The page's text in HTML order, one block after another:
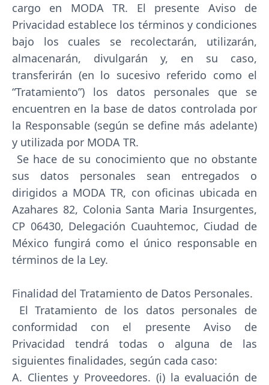
cargo en MODA TR. El presente Aviso de
Privacidad establece los términos y condiciones
bajo los cuales se recolectarán, utilizarán,
almacenarán, divulgarán y, en su caso,
transferirán (en lo sucesivo referido como el
“Tratamiento”) los datos personales que se
encuentren en la base de datos controlada por
la Responsable (según se define más adelante)
y utilizada por MODA TR.
Se hace de su conocimiento que no obstante
sus datos personales sean entregados o
dirigidos a MODA TR, con oficinas ubicada en
Azahares 82, Colonia Santa Maria Insurgentes,
CP 06430, Delegación Cuauhtemoc, Ciudad de
México fungirá como el único responsable en
términos de la Ley.
Finalidad del Tratamiento de Datos Personales.
El Tratamiento de los datos personales de
conformidad con el presente Aviso de
Privacidad tendrá todas o alguna de las
siguientes finalidades, según cada caso:
A. Clientes y Proveedores. (i) la evaluación de